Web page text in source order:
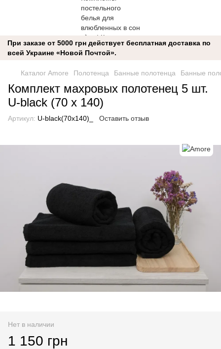
При заказе от 5000 грн действует бесплатная доставка по
всей Украине «Новой Почтой».
Каталог Amore Полотенца Банные полотенца Банные
Комплект махровых полотенец 5 шт.
U-black (70 x 140)
Артикул: U-black(70x140)_ Оставить отзыв
Нет в наличии
1 150 грн